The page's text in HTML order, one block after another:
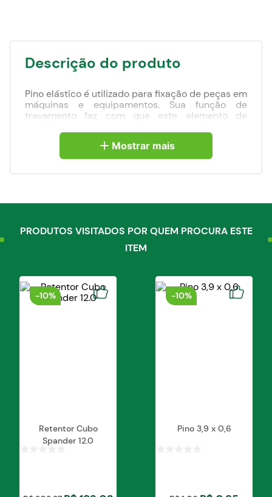
Descrição do produto
Pino elástico é utilizado para fixação de peças em
máquinas e equipamentos. Sua função de
travamento faz com que este elemento de
Mostrar mais
PRODUTOS VISITADOS POR QUEM PROCURA ESTE
ITEM
-10%
Retentor Cubo
Spander 12.0
-10%
Pino 3,9 x 0,6